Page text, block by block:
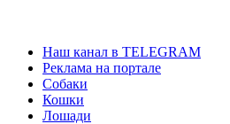
Наш канал в TELEGRAM
Реклама на портале
Собаки
Кошки
Лошади